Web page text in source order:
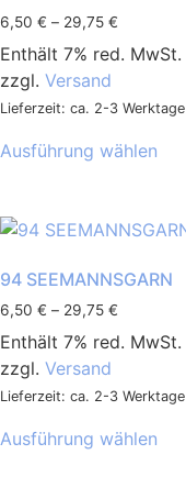
6,50 € – 29,75 €
Enthält 7% red. MwSt.
zzgl. Versand
Lieferzeit: ca. 2-3 Werktage
Ausführung wählen
94 SEEMANNSGARN
6,50 € – 29,75 €
Enthält 7% red. MwSt.
zzgl. Versand
Lieferzeit: ca. 2-3 Werktage
Ausführung wählen